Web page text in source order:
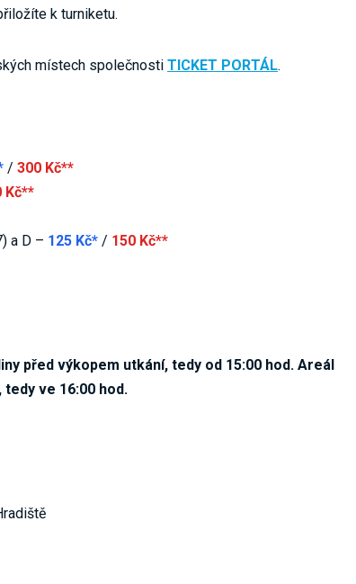
k turniketu.
místech společnosti TICKET PORTÁL.
/ 300 Kč**
Kč**
a D – 125 Kč* / 150 Kč**
před výkopem utkání, tedy od 15:00 hod. Areál
ve 16:00 hod.